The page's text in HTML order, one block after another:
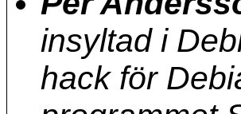
insyltad i
hack för